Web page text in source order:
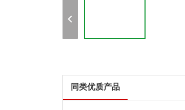
同类优质产品